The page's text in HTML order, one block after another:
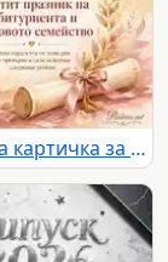
Елегантна картичка за Випуск 2026 с поздрав към абитуриента и неговото семейство